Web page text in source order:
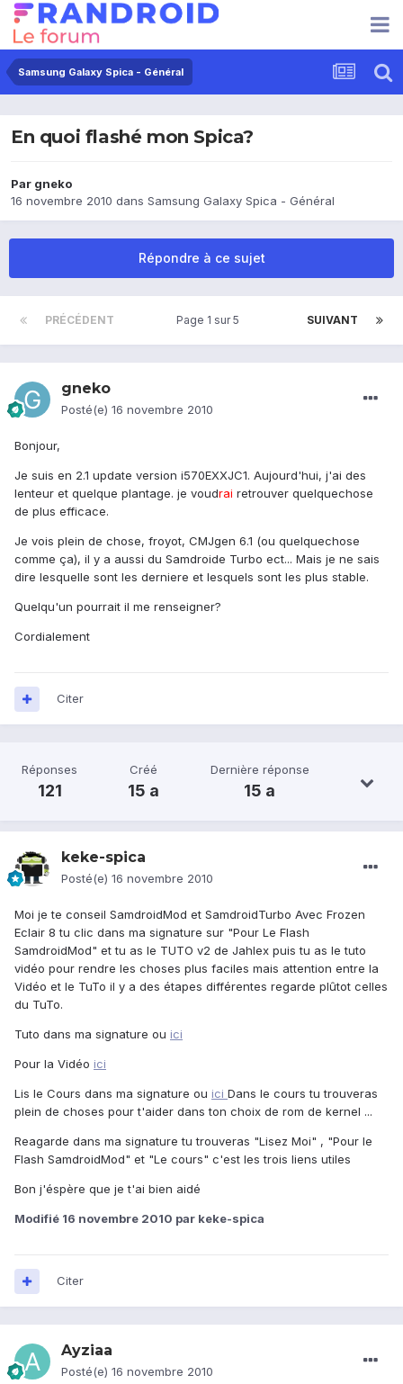
Samsung Galaxy Spica - Général
En quoi flashé mon Spica?
Par gneko
16 novembre 2010 dans Samsung Galaxy Spica - Général
Répondre à ce sujet
PRÉCÉDENT SUIVANT
Page 1 sur 5
gneko
Posté(e) 16 novembre 2010
Bonjour,
Je suis en 2.1 update version i570EXXJC1. Aujourd'hui, j'ai des
lenteur et quelque plantage. je voudrai retrouver quelquechose
de plus efficace.
Je vois plein de chose, froyot, CMJgen 6.1 (ou quelquechose
comme ça), il y a aussi du Samdroide Turbo ect... Mais je ne sais
dire lesquelle sont les derniere et lesquels sont les plus stable.
Quelqu'un pourrait il me renseigner?
Cordialement
Citer
Réponses
121
Créé
15 a
Dernière réponse
15 a
keke-spica
Posté(e) 16 novembre 2010
Moi je te conseil SamdroidMod et SamdroidTurbo Avec Frozen
Eclair 8 tu clic dans ma signature sur "Pour Le Flash
SamdroidMod" et tu as le TUTO v2 de Jahlex puis tu as le tuto
vidéo pour rendre les choses plus faciles mais attention entre la
Vidéo et le TuTo il y a des étapes différentes regarde plûtot celles
du TuTo.
Tuto dans ma signature ou ici
Pour la Vidéo ici
Lis le Cours dans ma signature ou ici Dans le cours tu trouveras
plein de choses pour t'aider dans ton choix de rom de kernel ...
Reagarde dans ma signature tu trouveras "Lisez Moi" , "Pour le
Flash SamdroidMod" et "Le cours" c'est les trois liens utiles
Bon j'éspère que je t'ai bien aidé
Modifié 16 novembre 2010 par keke-spica
Citer
Ayziaa
Posté(e) 16 novembre 2010